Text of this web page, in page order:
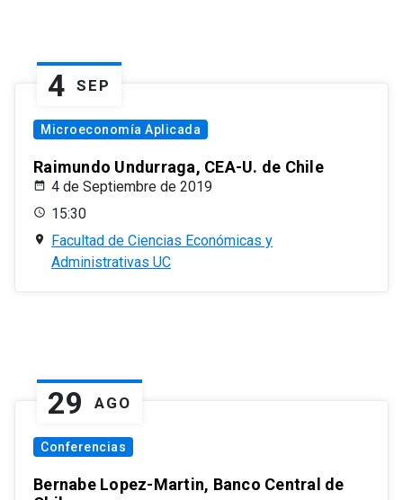
4 SEP
Microeconomía Aplicada
Raimundo Undurraga, CEA-U. de Chile
4 de Septiembre de 2019
15:30
Facultad de Ciencias Económicas y
Administrativas UC
29 AGO
Conferencias
Bernabe Lopez-Martin, Banco Central de